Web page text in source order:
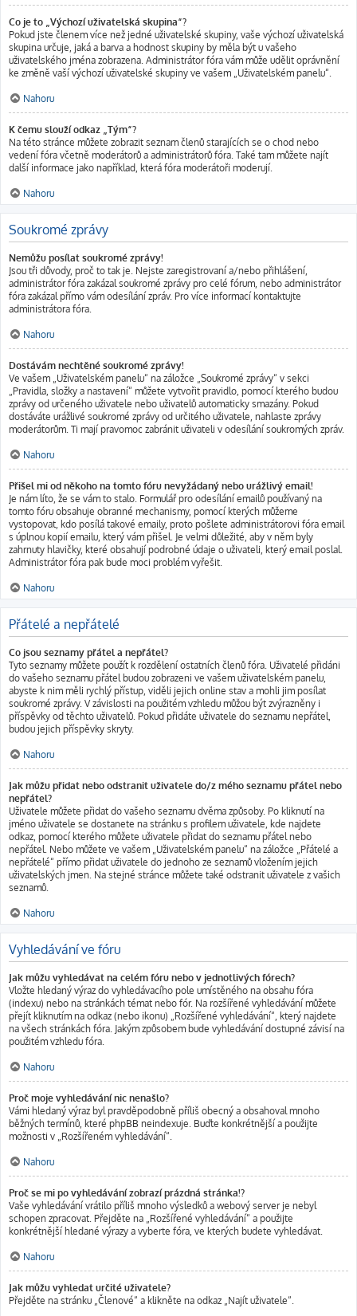
Co je to „Výchozí uživatelská skupina“?
Pokud jste členem více než jedné uživatelské skupiny, vaše výchozí uživatelská
skupina určuje, jaká a barva a hodnost skupiny by měla být u vašeho
uživatelského jména zobrazena. Administrátor fóra vám může udělit oprávnění
ke změně vaší výchozí uživatelské skupiny ve vašem „Uživatelském panelu“.
Nahoru
K čemu slouží odkaz „Tým“?
Na této stránce můžete zobrazit seznam členů starajících se o chod nebo
vedení fóra včetně moderátorů a administrátorů fóra. Také tam můžete najít
další informace jako například, která fóra moderátoři moderují.
Nahoru
Soukromé zprávy
Nemůžu posílat soukromé zprávy!
Jsou tři důvody, proč to tak je. Nejste zaregistrovaní a/nebo přihlášení,
administrátor fóra zakázal soukromé zprávy pro celé fórum, nebo administrátor
fóra zakázal přímo vám odesílání zpráv. Pro více informací kontaktujte
administrátora fóra.
Nahoru
Dostávám nechtěné soukromé zprávy!
Ve vašem „Uživatelském panelu“ na záložce „Soukromé zprávy“ v sekci
„Pravidla, složky a nastavení“ můžete vytvořit pravidlo, pomocí kterého budou
zprávy od určeného uživatele nebo uživatelů automaticky smazány. Pokud
dostáváte urážlivé soukromé zprávy od určitého uživatele, nahlaste zprávy
moderátorům. Ti mají pravomoc zabránit uživateli v odesílání soukromých zpráv.
Nahoru
Přišel mi od někoho na tomto fóru nevyžádaný nebo urážlivý email!
Je nám líto, že se vám to stalo. Formulář pro odesílání emailů používaný na
tomto fóru obsahuje obranné mechanismy, pomocí kterých můžeme
vystopovat, kdo posílá takové emaily, proto pošlete administrátorovi fóra email
s úplnou kopií emailu, který vám přišel. Je velmi důležité, aby v něm byly
zahrnuty hlavičky, které obsahují podrobné údaje o uživateli, který email poslal.
Administrátor fóra pak bude moci problém vyřešit.
Nahoru
Přátelé a nepřátelé
Co jsou seznamy přátel a nepřátel?
Tyto seznamy můžete použít k rozdělení ostatních členů fóra. Uživatelé přidáni
do vašeho seznamu přátel budou zobrazeni ve vašem uživatelském panelu,
abyste k nim měli rychlý přístup, viděli jejich online stav a mohli jim posílat
soukromé zprávy. V závislosti na použitém vzhledu můžou být zvýrazněny i
příspěvky od těchto uživatelů. Pokud přidáte uživatele do seznamu nepřátel,
budou jejich příspěvky skryty.
Nahoru
Jak můžu přidat nebo odstranit uživatele do/z mého seznamu přátel nebo
nepřátel?
Uživatele můžete přidat do vašeho seznamu dvěma způsoby. Po kliknutí na
jméno uživatele se dostanete na stránku s profilem uživatele, kde najdete
odkaz, pomocí kterého můžete uživatele přidat do seznamu přátel nebo
nepřátel. Nebo můžete ve vašem „Uživatelském panelu“ na záložce „Přátelé a
nepřátelé“ přímo přidat uživatele do jednoho ze seznamů vložením jejich
uživatelských jmen. Na stejné stránce můžete také odstranit uživatele z vašich
seznamů.
Nahoru
Vyhledávání ve fóru
Jak můžu vyhledávat na celém fóru nebo v jednotlivých fórech?
Vložte hledaný výraz do vyhledávacího pole umístěného na obsahu fóra
(indexu) nebo na stránkách témat nebo fór. Na rozšířené vyhledávání můžete
přejít kliknutím na odkaz (nebo ikonu) „Rozšířené vyhledávání“, který najdete
na všech stránkách fóra. Jakým způsobem bude vyhledávání dostupné závisí na
použitém vzhledu fóra.
Nahoru
Proč moje vyhledávání nic nenašlo?
Vámi hledaný výraz byl pravděpodobně příliš obecný a obsahoval mnoho
běžných termínů, které phpBB neindexuje. Buďte konkrétnější a použijte
možnosti v „Rozšířeném vyhledávání“.
Nahoru
Proč se mi po vyhledávání zobrazí prázdná stránka!?
Vaše vyhledávání vrátilo příliš mnoho výsledků a webový server je nebyl
schopen zpracovat. Přejděte na „Rozšířené vyhledávání“ a použijte
konkrétnější hledané výrazy a vyberte fóra, ve kterých budete vyhledávat.
Nahoru
Jak můžu vyhledat určité uživatele?
Přejděte na stránku „Členové“ a klikněte na odkaz „Najít uživatele“.